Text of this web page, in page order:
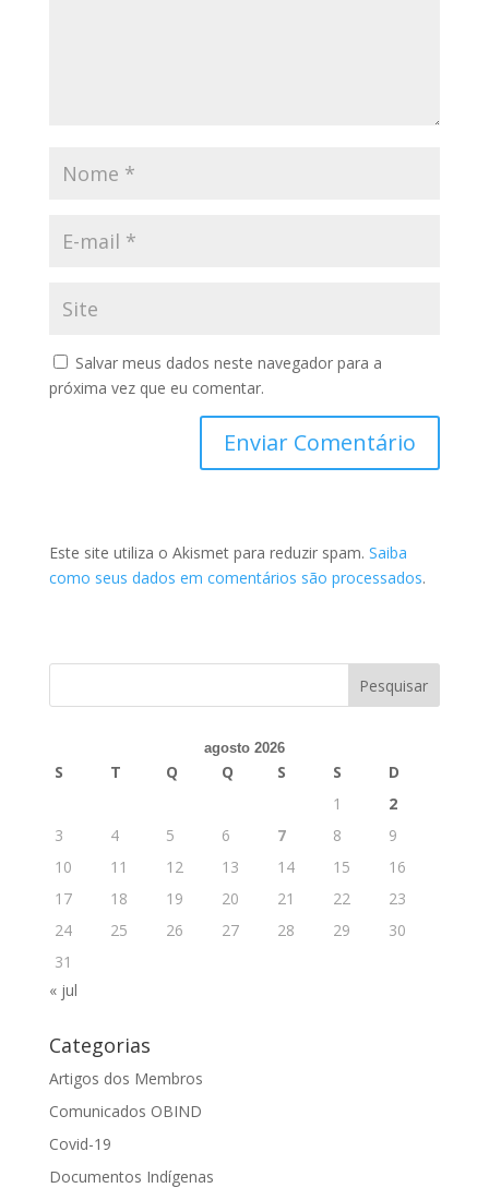
Salvar meus dados neste navegador para a
próxima vez que eu comentar.
Este site utiliza o Akismet para reduzir spam. Saiba
como seus dados em comentários são processados.
agosto 2026
S T Q Q S S
D
1
2
3
4 5 6 7 8
9
10
11 12 13 14 15
16
17
18 19 20 21 22
23
24
25 26 27 28 29
30
31
« jul
Categorias
Artigos dos Membros
Comunicados OBIND
Covid-19
Documentos Indígenas